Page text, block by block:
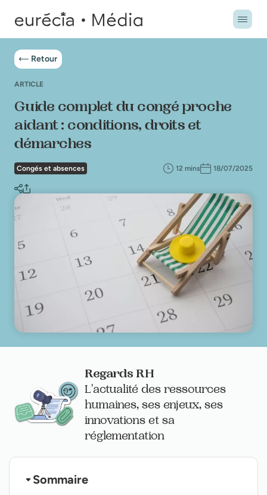
Retour
ARTICLE
Guide complet du congé proche
aidant : conditions, droits et
démarches
Congés et absences 12 mins 18/07/2025
Regards RH
L'actualité des ressources
humaines, ses enjeux, ses
innovations et sa
réglementation
Sommaire